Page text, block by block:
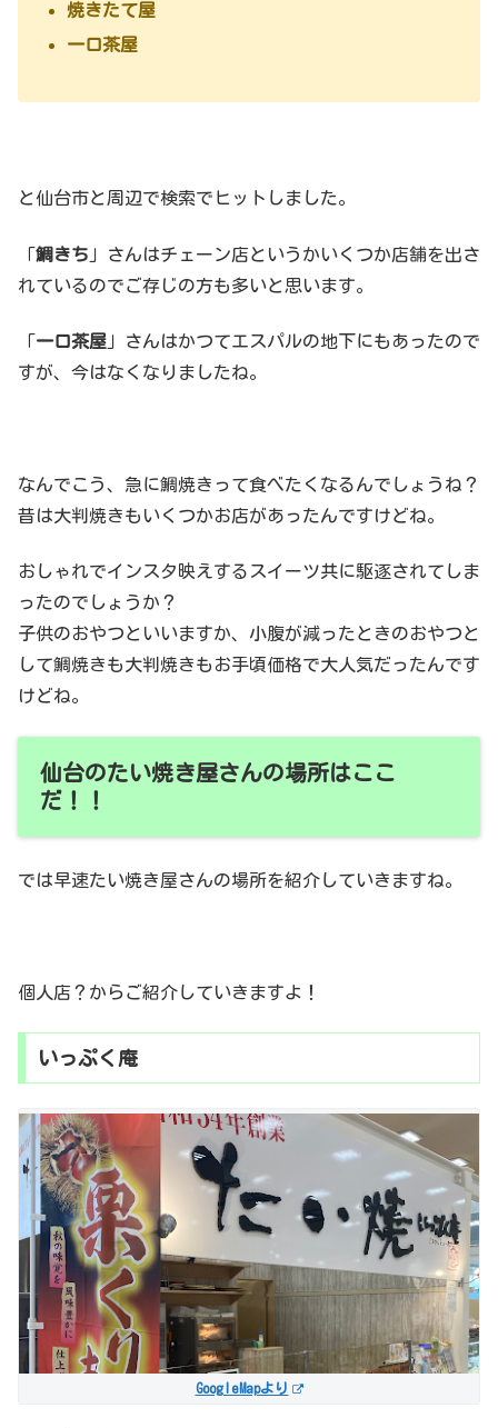
焼きたて屋
一口茶屋
と仙台市と周辺で検索でヒットしました。
「鯛きち 」さんはチェーン店というかいくつか店舗を出さ
れているのでご存じの方も多いと思います。
「一口茶屋 」さんはかつてエスパルの地下にもあったので
すが、今はなくなりましたね。
なんでこう、急に鯛焼きって食べたくなるんでしょうね？
昔は大判焼きもいくつかお店があったんですけどね。
おしゃれでインスタ映えするスイーツ共に駆逐されてしま
ったのでしょうか？
子供のおやつといいますか、小腹が減ったときのおやつと
して鯛焼きも大判焼きもお手頃価格で大人気だったんです
けどね。
仙台のたい焼き屋さんの場所はここ
だ！！
では早速たい焼き屋さんの場所を紹介していきますね。
個人店？からご紹介していきますよ！
いっぷく庵
GoogleMapより